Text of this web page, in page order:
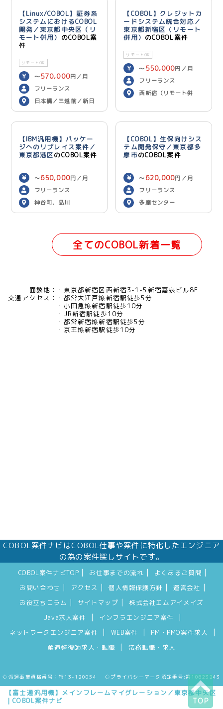
【富士通汎用機】メインフレームマイグレーション／東京都中央区
｜COBOL案件ナビ
【Linux/COBOL】証券系
システムにおけるCOBOL
開発／東京都中央区（リ
モート併用） のCOBOL案
件
リモートOK
〜 570,000円／月
フリーランス
日本橋／三越前／新日
本橋（リモート併用）
【COBOL】クレジットカ
ードシステム統合対応／
東京都新宿区（リモート
併用） のCOBOL案件
リモートOK
〜 550,000円／月
フリーランス
西新宿（リモート併
【IBM汎用機】パッケー
ジへのリプレイス案件／
東京都港区のCOBOL案件
〜650,000円／月
フリーランス
神谷町、品川
【COBOL】生保向けシス
テム開発保守／東京都多
摩市のCOBOL案件
〜 620,000円／月
フリーランス
多摩センター
全てのCOBOL新着一覧
面談地：
東京都新宿区西新宿3-1-5新宿嘉泉ビル8F
交通アクセス：
都営大江戸線新宿駅徒歩5分
小田急線新宿駅徒歩10分
JR新宿駅徒歩10分
都営新宿線新宿駅徒歩5分
京王線新宿駅徒歩10分
COBOL案件ナビはCOBOL仕事や案件に特化したエンジニア
の為の案件探しサイトです。
TOP
COBOL案件ナビTOP お仕事までの流れ よくあるご質問
お問い合わせ アクセス 個人情報保護方針 運営会社
お役立ちコラム サイトマップ
株式会社エムアイメイズ
Java求人案件
インフラエンジニア案件
ネットワークエンジニア案件 WEB案件 PM・PMO案件求人
柔道整復師求人・転職 法務転職・求人
◇派遣事業資格番号：特13-120054 ◇プライバシーマーク認定番号:第10823243